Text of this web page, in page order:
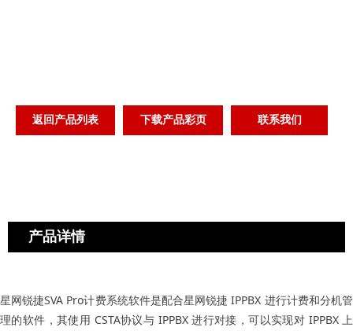
下载产品彩页 联系我们
返回产品列表
产品详情
星网锐捷SVA Pro计费系统软件是配合星网锐捷 IPPBX 进行计费和分机管
理的软件，其使用 CSTA协议与 IPPBX 进行对接，可以实现对 IPPBX 上